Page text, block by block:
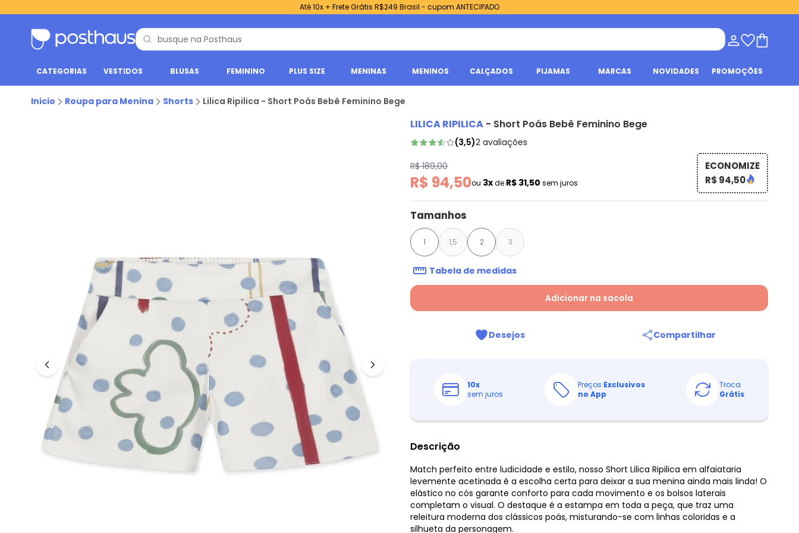
Até 10x + Frete Grátis R$249 Brasil - cupom ANTECIPADO
CATEGORIAS VESTIDOS BLUSAS FEMININO PLUS SIZE MENINAS MENINOS CALÇADOS PIJAMAS MARCAS NOVIDADES PROMOÇÕES
Inicio Roupa para Menina Shorts Lilica Ripilica - Short Poás Bebê Feminino Bege
LILICA RIPILICA - Short Poás Bebê Feminino Bege
(3,5)2 avaliações
R$ 189,00
R$ 94,50ou 3xde R$ 31,50 sem juros
ECONOMIZE
R$ 94,50
Tamanhos
1 1,5 2 3
Tabela de medidas
Adicionar na sacola
Desejos Compartilhar
10x
sem juros
Preços Exclusivos
no App
Troca
Grátis
Descrição
Match perfeito entre ludicidade e estilo, nosso Short Lilica Ripilica em alfaiataria
levemente acetinada é a escolha certa para deixar a sua menina ainda mais linda! O
elástico no cós garante conforto para cada movimento e os bolsos laterais
completam o visual. O destaque é a estampa em toda a peça, que traz uma
releitura moderna dos clássicos poás, misturando-se com linhas coloridas e a
silhueta da personagem.